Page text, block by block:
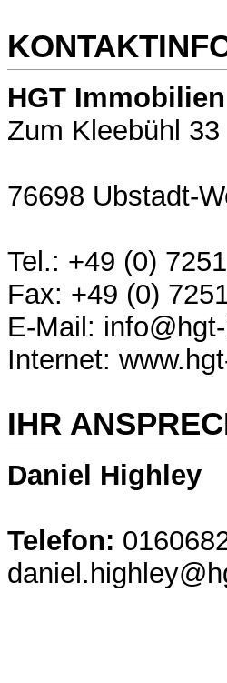
HGT
Zum Kleebühl 33
76698 Ubstadt-
Tel.: +49 (0)
Fax: +49 (0)
E-Mail:
Internet:
IHR
Daniel Highley
Telefon: